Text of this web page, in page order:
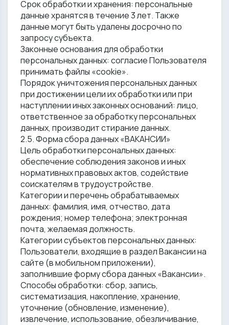
Срок обработки и хранения: персональные
данные хранятся в течение 3 лет. Также
данные могут быть удалены досрочно по
запросу субъекта.
Законные основания для обработки
персональных данных: согласие Пользователя
принимать файлы «cookie».
Порядок уничтожения персональных данных
при достижении цели их обработки или при
наступлении иных законных оснований: лицо,
ответственное за обработку персональных
данных, производит стирание данных.
2.5. Форма сбора данных «ВАКАНСИИ»
Цель обработки персональных данных:
обеспечение соблюдения законов и иных
нормативных правовых актов, содействие
соискателям в трудоустройстве.
Категории и перечень обрабатываемых
данных: фамилия, имя, отчество, дата
рождения; номер телефона; электронная
почта, желаемая должность.
Категории субъектов персональных данных:
Пользователи, входящие в раздел Вакансии на
сайте (в мобильном приложении),
заполнившие форму сбора данных «Вакансии».
Способы обработки: сбор, запись,
систематизация, накопление, хранение,
уточнение (обновление, изменение),
извлечение, использование, обезличивание,